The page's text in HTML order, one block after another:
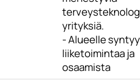
yrityksiä.
- Alueelle
liiketoimintaa ja
osaamista